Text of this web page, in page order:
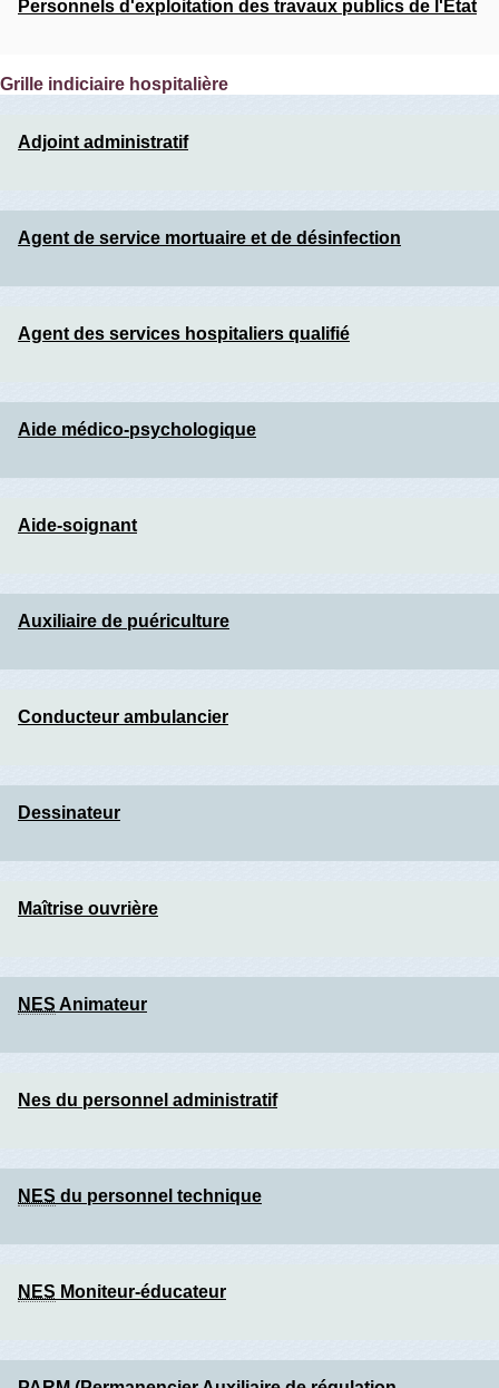
Personnels d'exploitation des travaux publics de l'État
Grille indiciaire hospitalière
Adjoint administratif
Agent de service mortuaire et de désinfection
Agent des services hospitaliers qualifié
Aide médico-psychologique
Aide-soignant
Auxiliaire de puériculture
Conducteur ambulancier
Dessinateur
Maîtrise ouvrière
NES Animateur
Nes du personnel administratif
NES du personnel technique
NES Moniteur-éducateur